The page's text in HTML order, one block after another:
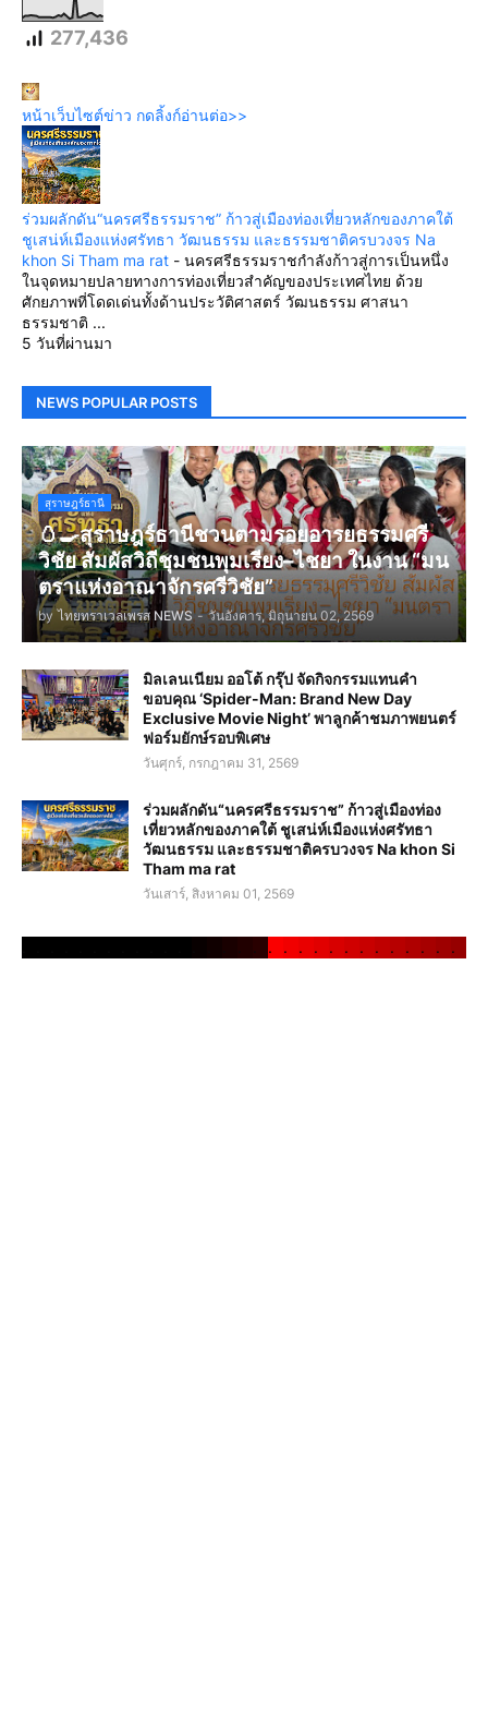
277,436
หน้าเว็บไซต์ข่าว กดลิ้งก์อ่านต่อ>>
ร่วมผลักดัน“นครศรีธรรมราช” ก้าวสู่เมืองท่องเที่ยวหลักของภาคใต้
ชูเสน่ห์เมืองแห่งศรัทธา วัฒนธรรม และธรรมชาติครบวงจร Na
khon Si Tham ma rat - นครศรีธรรมราชกำลังก้าวสู่การเป็นหนึ่ง
ในจุดหมายปลายทางการท่องเที่ยวสำคัญของประเทศไทย ด้วย
ศักยภาพที่โดดเด่นทั้งด้านประวัติศาสตร์ วัฒนธรรม ศาสนา
ธรรมชาติ ...
5 วันที่ผ่านมา
NEWS POPULAR POSTS
สุราษฎร์ธานี
🥚🍳สุราษฎร์ธานีชวนตามรอยอารยธรรมศรี
วิชัย สัมผัสวิถีชุมชนพุมเรียง–ไชยา ในงาน “มน
ตราแห่งอาณาจักรศรีวิชัย”
by ไทยทราเวลเพรส NEWS - วันอังคาร, มิถุนายน 02, 2569
มิลเลนเนียม ออโต้ กรุ๊ป จัดกิจกรรมแทนคำ
ขอบคุณ ‘Spider-Man: Brand New Day
Exclusive Movie Night’ พาลูกค้าชมภาพยนตร์
ฟอร์มยักษ์รอบพิเศษ
วันศุกร์, กรกฎาคม 31, 2569
ร่วมผลักดัน“นครศรีธรรมราช” ก้าวสู่เมืองท่อง
เที่ยวหลักของภาคใต้ ชูเสน่ห์เมืองแห่งศรัทธา
วัฒนธรรม และธรรมชาติครบวงจร Na khon Si
Tham ma rat
วันเสาร์, สิงหาคม 01, 2569
. . . . . . . . . . . . .